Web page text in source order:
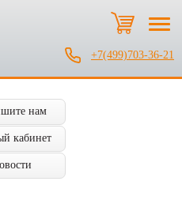
+7(499)703-36-21
нам
кабинет